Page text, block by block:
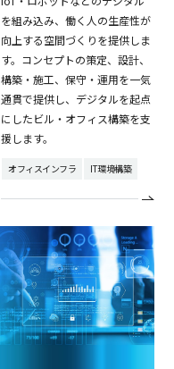
を組み込み、働く人の生産性が
向上する空間づくりを提供しま
す。コンセプトの策定、設計、
構築・施工、保守・運用を一気
通貫で提供し、デジタルを起点
にしたビル・オフィス構築を支
援します。
オフィスインフラ IT環境構築